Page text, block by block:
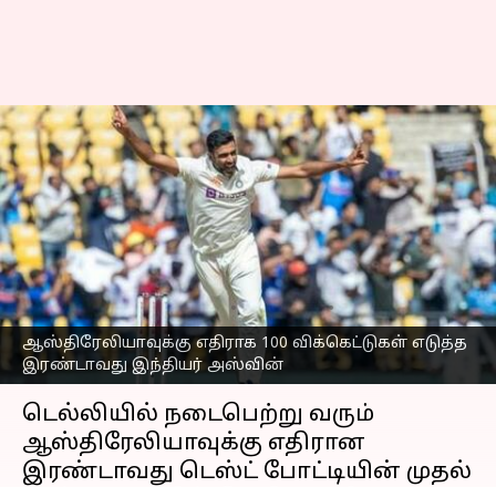
ஆஸ்திரேலியாவுக்கு எதிராக 100 விக்கெட்டுகள் எடுத்த
இரண்டாவது இந்தியர் அஸ்வின்
700 முதல்தர
விக்கெட்டுகள்,
ஆஸ்திரேலியாவுக்கு
எதிராக 100 விக்கெட்டுகள்
: அஸ்வின் சாதனை!
எழுதியவர் Sekar Chinnappan Feb 17, 2023 02:02 pm
செய்தி முன்னோட்டம்
டெல்லியில் நடைபெற்று வரும்
ஆஸ்திரேலியாவுக்கு எதிரான
இரண்டாவது டெஸ்ட் போட்டியின் முதல்